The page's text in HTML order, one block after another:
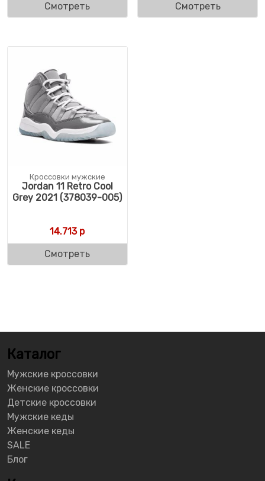
Смотреть
Смотреть
Кроссовки мужские
Jordan 11 Retro Cool
Grey 2021 (378039-005)
14.713р
Смотреть
Каталог
Мужские кроссовки
Женские кроссовки
Детские кроссовки
Мужские кеды
Женские кеды
SALE
Блог